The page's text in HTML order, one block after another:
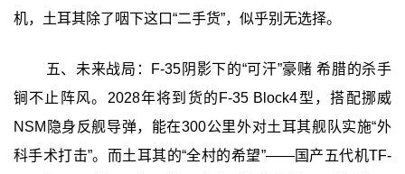
机，土耳其除了咽下这口“二手货”，似乎别无选择。
五、未来战局：F-35阴影下的“可汗”豪赌 希腊的杀手
锏不止阵风。2028年将到货的F-35 Block4型，搭配挪威
NSM隐身反舰导弹，能在300公里外对土耳其舰队实施“外
科手术打击”。而土耳其的“全村的希望”——国产五代机TF-